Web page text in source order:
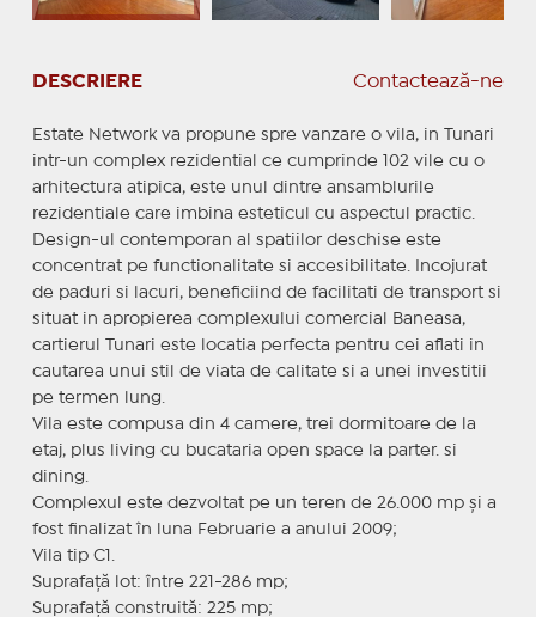
DESCRIERE Contactează-ne
Estate Network va propune spre vanzare o vila, in Tunari
intr-un complex rezidential ce cumprinde 102 vile cu o
arhitectura atipica, este unul dintre ansamblurile
rezidentiale care imbina esteticul cu aspectul practic.
Design-ul contemporan al spatiilor deschise este
concentrat pe functionalitate si accesibilitate. Incojurat
de paduri si lacuri, beneficiind de facilitati de transport si
situat in apropierea complexului comercial Baneasa,
cartierul Tunari este locatia perfecta pentru cei aflati in
cautarea unui stil de viata de calitate si a unei investitii
pe termen lung.
Vila este compusa din 4 camere, trei dormitoare de la
etaj, plus living cu bucataria open space la parter. si
dining.
Complexul este dezvoltat pe un teren de 26.000 mp şi a
fost finalizat în luna Februarie a anului 2009;
Vila tip C1.
Suprafaţă lot: între 221-286 mp;
Suprafaţă construită: 225 mp;